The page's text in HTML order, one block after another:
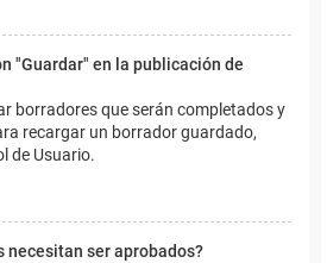
"Guardar" en la publicación de
borradores que serán completados y
recargar un borrador guardado,
de Usuario.
necesitan ser aprobados?